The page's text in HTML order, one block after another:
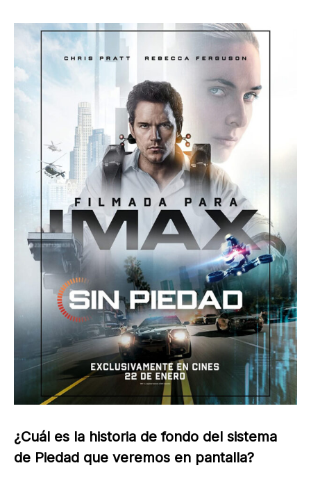
¿Cuál es la historia de fondo del sistema
de Piedad que veremos en pantalla?